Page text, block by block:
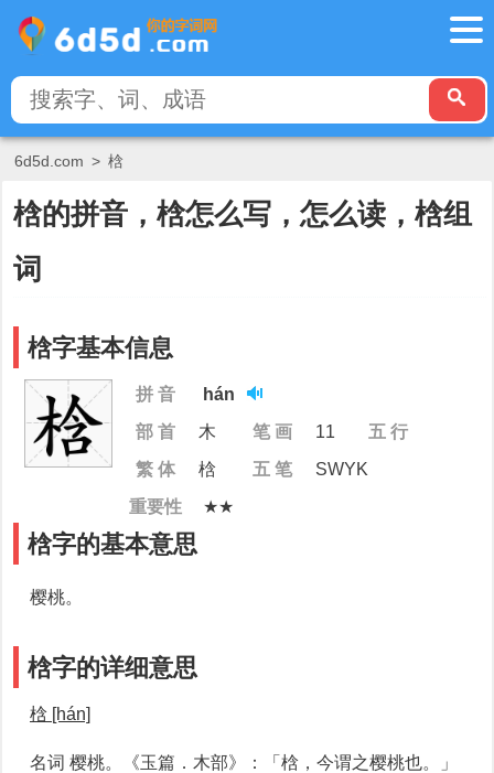
6d5d.com > 梒
梒的拼音，梒怎么写，怎么读，梒组
词
梒字基本信息
拼 音
hán
部 首
木 笔 画 11
五 行
繁 体
梒 五 笔
SWYK
重要性
★★
梒字的基本意思
樱桃。
梒字的详细意思
梒 [hán]
名词 樱桃。《玉篇．木部》：「梒，今谓之樱桃也。」